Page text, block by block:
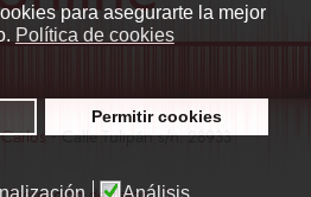
para asegurarte la mejor
Política de cookies
Permitir cookies
Análisis
Carlos- Calle Tulipán s/n. 28933